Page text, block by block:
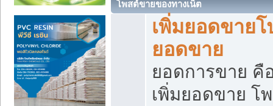
โพสต์ขายของทางเน็ต
เพิ่มยอดขาย
ยอดขาย
ยอดการขาย คื
เพิ่มยอดขาย โ